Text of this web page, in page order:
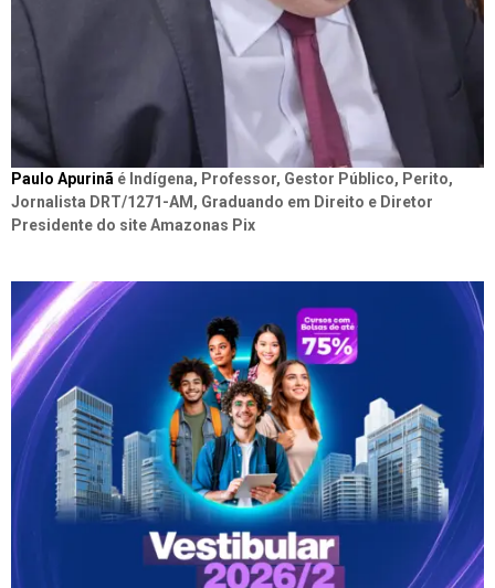
Paulo Apurinã é Indígena, Professor, Gestor Público, Perito,
Jornalista DRT/1271-AM, Graduando em Direito e Diretor
Presidente do site Amazonas Pix